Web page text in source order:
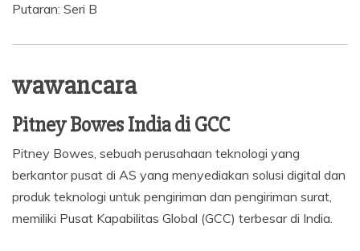
Putaran: Seri B
wawancara
Pitney Bowes India di GCC
Pitney Bowes, sebuah perusahaan teknologi yang
berkantor pusat di AS yang menyediakan solusi digital dan
produk teknologi untuk pengiriman dan pengiriman surat,
memiliki Pusat Kapabilitas Global (GCC) terbesar di India.